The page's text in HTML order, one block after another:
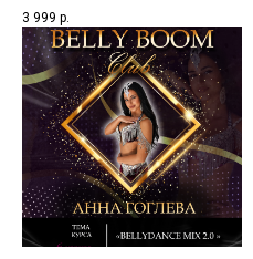
3 999 р.